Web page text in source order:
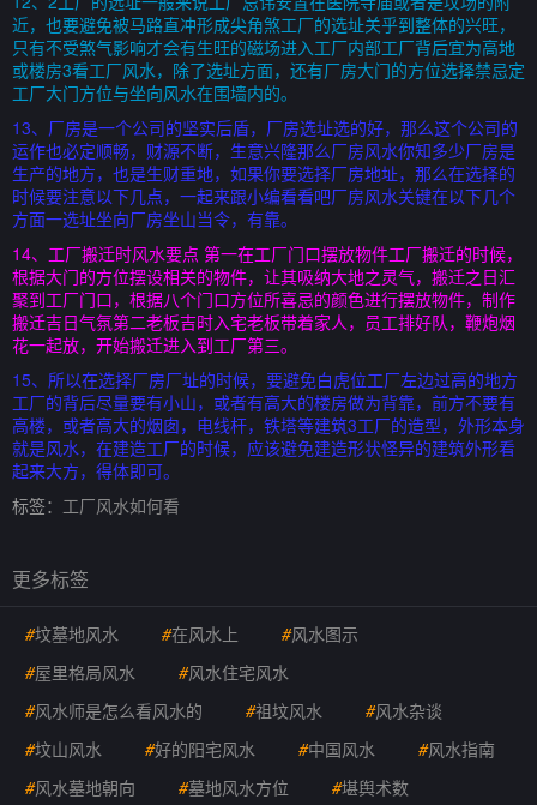
近，也要避免被马路直冲形成尖角煞工厂的选址关乎到整体的兴旺，
只有不受煞气影响才会有生旺的磁场进入工厂内部工厂背后宜为高地
或楼房3看工厂风水，除了选址方面，还有厂房大门的方位选择禁忌定
工厂大门方位与坐向风水在围墙内的。
13、厂房是一个公司的坚实后盾，厂房选址选的好，那么这个公司的
运作也必定顺畅，财源不断，生意兴隆那么厂房风水你知多少厂房是
生产的地方，也是生财重地，如果你要选择厂房地址，那么在选择的
时候要注意以下几点，一起来跟小编看看吧厂房风水关键在以下几个
方面一选址坐向厂房坐山当令，有靠。
14、工厂搬迁时风水要点 第一在工厂门口摆放物件工厂搬迁的时候，
根据大门的方位摆设相关的物件，让其吸纳大地之灵气，搬迁之日汇
聚到工厂门口，根据八个门口方位所喜忌的颜色进行摆放物件，制作
搬迁吉日气氛第二老板吉时入宅老板带着家人，员工排好队，鞭炮烟
花一起放，开始搬迁进入到工厂第三。
15、所以在选择厂房厂址的时候，要避免白虎位工厂左边过高的地方
工厂的背后尽量要有小山，或者有高大的楼房做为背靠，前方不要有
高楼，或者高大的烟囱，电线杆，铁塔等建筑3工厂的造型，外形本身
就是风水，在建造工厂的时候，应该避免建造形状怪异的建筑外形看
起来大方，得体即可。
标签： 工厂风水如何看
更多标签
#坟墓地风水 #在风水上 #风水图示
#屋里格局风水 #风水住宅风水
#风水师是怎么看风水的 #祖坟风水 #风水杂谈
#坟山风水 #好的阳宅风水 #中国风水 #风水指南
#风水墓地朝向 #墓地风水方位 #堪舆术数